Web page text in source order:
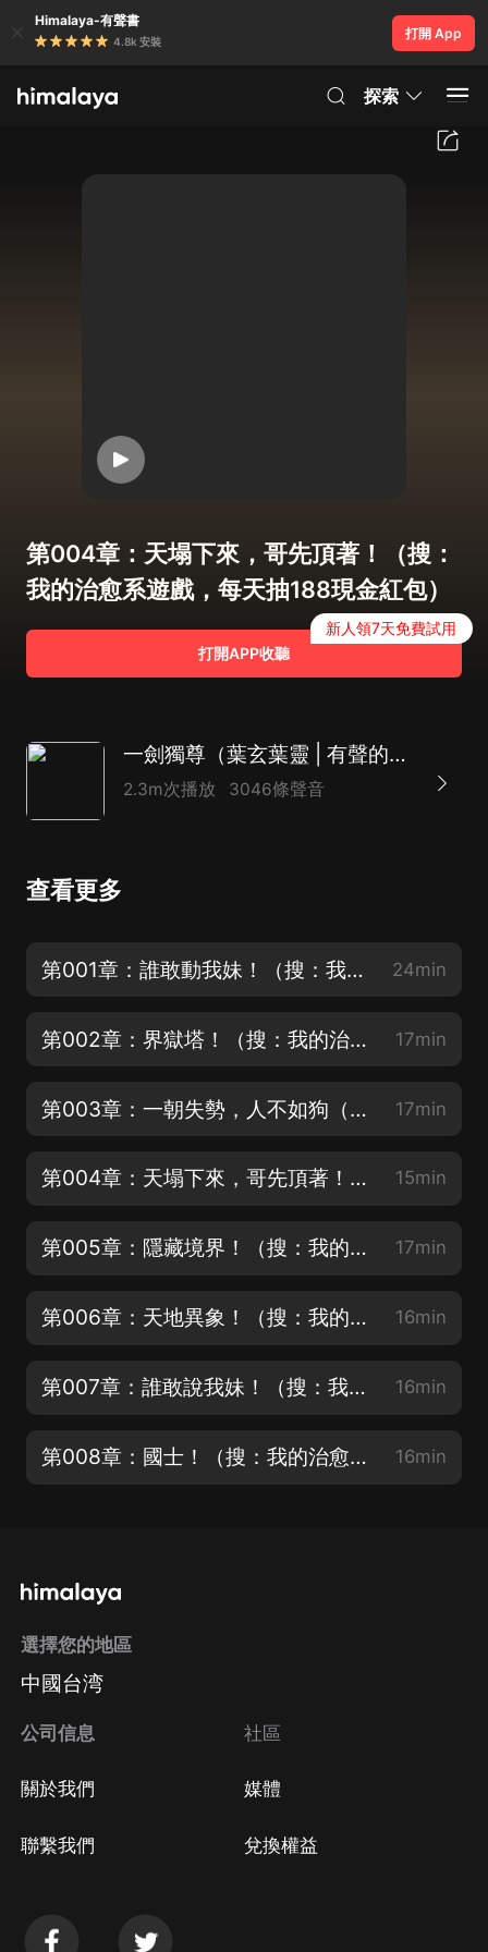
Himalaya-有聲書
4.8k 安裝
打開 App
探索
第004章：天塌下來，哥先頂著！（搜：
我的治愈系遊戲，每天抽188現金紅包）
打開APP收聽
新人領7天免費試用
一劍獨尊（葉玄葉靈 | 有聲的紫襟 | 男女雙播）|北劍江湖
2.3m次播放 3046條聲音
查看更多
第001章：誰敢動我妹！（搜：我的治愈系遊戲，每天抽188現金紅包） 24min
第002章：界獄塔！（搜：我的治愈系遊戲，每天抽188現金紅包） 17min
第003章：一朝失勢，人不如狗（搜：我的治愈系遊戲，每天抽188現金紅包） 17min
第004章：天塌下來，哥先頂著！（搜：我的治愈系遊戲，每天抽188現金紅包） 15min
第005章：隱藏境界！（搜：我的治愈系遊戲，每天抽188現金紅包） 17min
第006章：天地異象！（搜：我的治愈系遊戲，每天抽188現金紅包） 16min
第007章：誰敢說我妹！（搜：我的治愈系遊戲，每天抽188現金紅包） 16min
第008章：國士！（搜：我的治愈系遊戲，每天抽188現金紅包） 16min
選擇您的地區
中國台湾
公司信息
關於我們
聯繫我們
社區
媒體
兌換權益